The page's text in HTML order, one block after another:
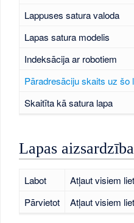
Lappuses satura valoda
Lapas satura modelis
Indeksācija ar robotiem
Pāradresāciju skaits uz šo
Skaitīta kā satura lapa
Lapas aizsardzība
Labot
Atļaut visiem
Pārvietot
Atļaut visiem